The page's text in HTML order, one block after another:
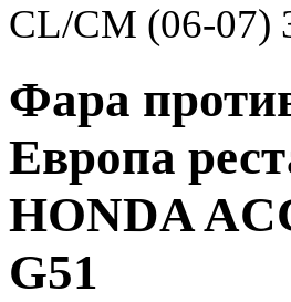
CL/CM (06-07)
Фара
Европа
HONDA
G51